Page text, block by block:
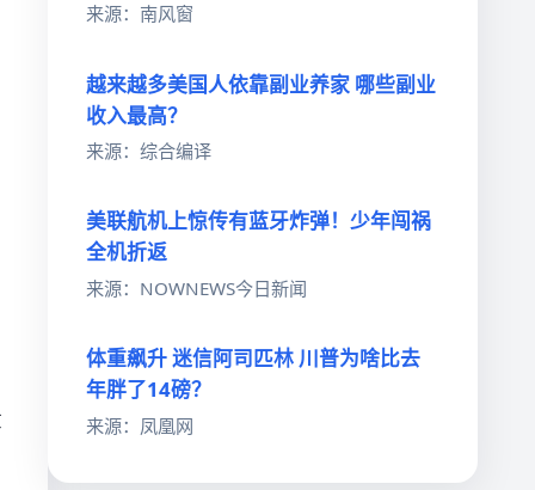
来源：南风窗
越来越多美国人依靠副业养家 哪些副业
收入最高？
来源：综合编译
美联航机上惊传有蓝牙炸弹！少年闯祸
全机折返
来源：NOWNEWS今日新闻
体重飙升 迷信阿司匹林 川普为啥比去
年胖了14磅？
来源：凤凰网